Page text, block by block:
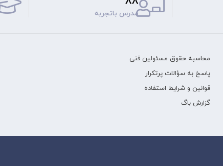
مدرس باتجربه
محاسبه حقوق مسئولین فنی
پاسخ به سؤالات پرتکرار
قوانین و شرایط استفاده
گزارش باگ